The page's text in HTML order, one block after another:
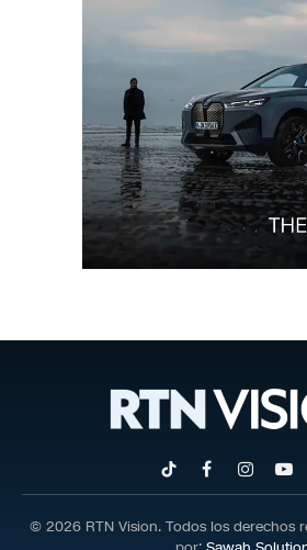
TikTokFacebook
© 2026 RTN Vision. Todos los derechos